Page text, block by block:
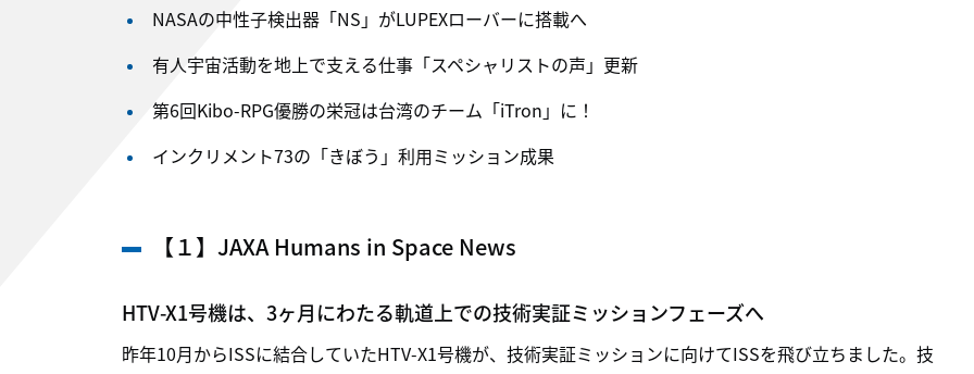
NASAの中性子検出器「NS」がLUPEXローバーに搭載へ
有人宇宙活動を地上で支える仕事「スペシャリストの声」更新
第6回Kibo-RPG優勝の栄冠は台湾のチーム「iTron」に！
インクリメント73の「きぼう」利用ミッション成果
【１】JAXA Humans in Space News
HTV-X1号機は、3ヶ月にわたる軌道上での技術実証ミッションフェーズへ
昨年10月からISSに結合していたHTV-X1号機が、技術実証ミッションに向けてISSを飛び立ちました。技